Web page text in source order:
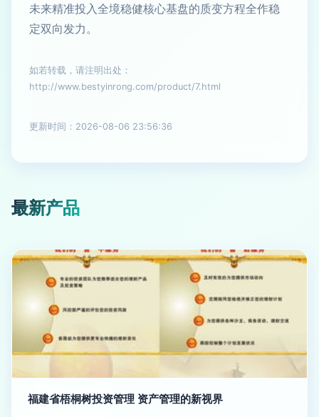
未来精准投入全境稳健核心基盘的质变方程全作稳
定双向发力。
如若转载，请注明出处：
http://www.bestyinrong.com/product/7.html
更新时间：2026-08-06 23:56:36
最新产品
福建省梧桐树投资管理 资产管理的新视界